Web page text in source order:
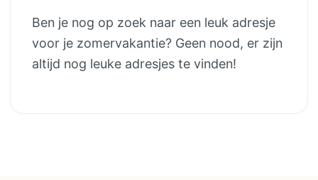
Ben je nog op zoek naar een leuk adresje
voor je zomervakantie? Geen nood, er zijn
altijd nog leuke adresjes te vinden!